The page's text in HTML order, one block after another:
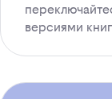
версиями